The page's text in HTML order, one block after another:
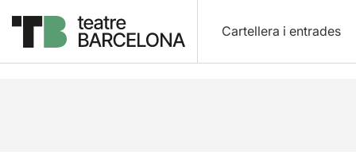
Cartellera i entrades